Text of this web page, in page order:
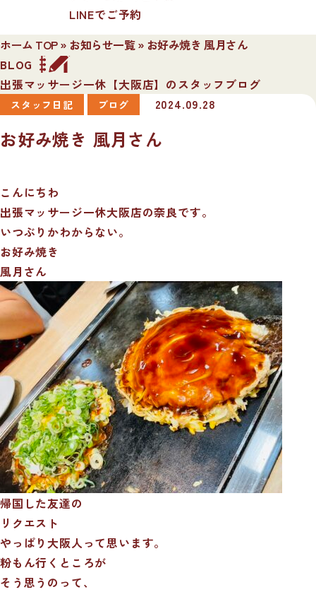
LINEでご予約
ホーム TOP» お知らせ一覧» お好み焼き 風月さん
BLOG
出張マッサージ一休【大阪店】のスタッフブログ
スタッフ日記 ブログ 2024.09.28
お好み焼き 風月さん
こんにちわ
出張マッサージ一休大阪店の奈良です。
いつぶりかわからない。
お好み焼き
風月さん
帰国した友達の
リクエスト
やっぱり大阪人って思います。
粉もん行くところが
そう思うのって、